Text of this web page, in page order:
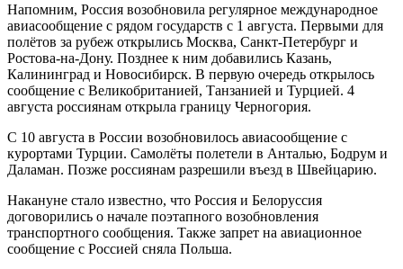
Напомним, Россия возобновила регулярное международное
авиасообщение с рядом государств с 1 августа. Первыми для
полётов за рубеж открылись Москва, Санкт-Петербург и
Ростова-на-Дону. Позднее к ним добавились Казань,
Калининград и Новосибирск. В первую очередь открылось
сообщение с Великобританией, Танзанией и Турцией. 4
августа россиянам открыла границу Черногория.
С 10 августа в России возобновилось авиасообщение с
курортами Турции. Самолёты полетели в Анталью, Бодрум и
Даламан. Позже россиянам разрешили въезд в Швейцарию.
Накануне стало известно, что Россия и Белоруссия
договорились о начале поэтапного возобновления
транспортного сообщения. Также запрет на авиационное
сообщение с Россией сняла Польша.